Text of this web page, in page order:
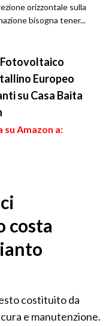
orizzontale sulla
bisogna tener...
Fotovoltaico
Europeo
su Casa Baita
Amazon a:
costa
costituito da
e manutenzione.